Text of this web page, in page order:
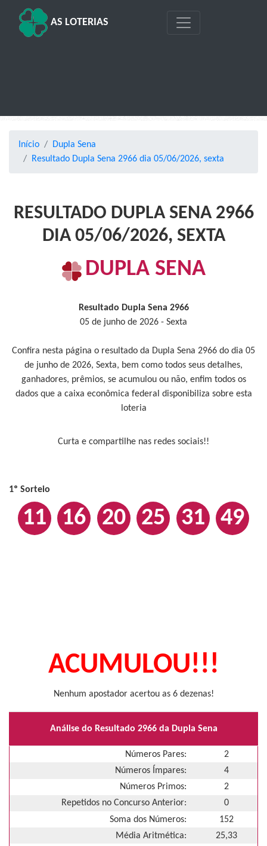
AS LOTERIAS
Início
Dupla Sena
Resultado Dupla Sena 2966 dia 05/06/2026, sexta
RESULTADO DUPLA SENA 2966
DIA 05/06/2026, SEXTA
DUPLA SENA
Resultado Dupla Sena 2966
05 de junho de 2026 - Sexta
Confira nesta página o resultado da Dupla Sena 2966 do dia 05
de junho de 2026, Sexta, bem como todos seus detalhes,
ganhadores, prêmios, se acumulou ou não, enfim todos os
dados que a caixa econômica federal disponibiliza sobre esta
loteria
Curta e compartilhe nas redes sociais!!
1º Sorteio
11 16 20 25 31 49
ACUMULOU!!!
Nenhum apostador acertou as 6 dezenas!
Análise do Resultado 2966 da Dupla Sena
Números Pares:
2
Números Ímpares:
4
Números Primos:
2
Repetidos no Concurso Anterior:
0
Soma dos Números:
152
Média Aritmética:
25,33